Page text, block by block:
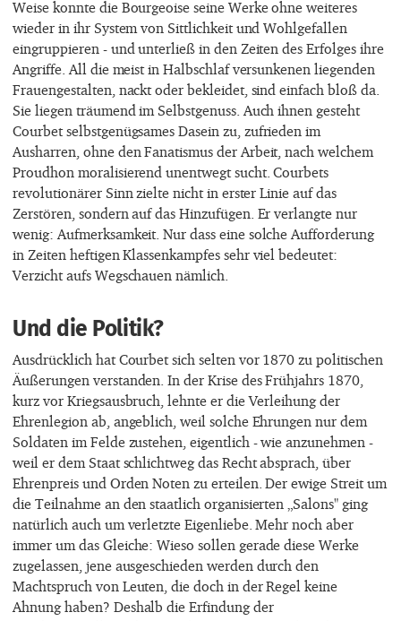
Weise konnte die Bourgeoise seine Werke ohne weiteres
wieder in ihr System von Sittlichkeit und Wohlgefallen
eingruppieren - und unterließ in den Zeiten des Erfolges ihre
Angriffe. All die meist in Halbschlaf versunkenen liegenden
Frauengestalten, nackt oder bekleidet, sind einfach bloß da.
Sie liegen träumend im Selbstgenuss. Auch ihnen gesteht
Courbet selbstgenügsames Dasein zu, zufrieden im
Ausharren, ohne den Fanatismus der Arbeit, nach welchem
Proudhon moralisierend unentwegt sucht. Courbets
revolutionärer Sinn zielte nicht in erster Linie auf das
Zerstören, sondern auf das Hinzufügen. Er verlangte nur
wenig: Aufmerksamkeit. Nur dass eine solche Aufforderung
in Zeiten heftigen Klassenkampfes sehr viel bedeutet:
Verzicht aufs Wegschauen nämlich.
Und die Politik?
Ausdrücklich hat Courbet sich selten vor 1870 zu politischen
Äußerungen verstanden. In der Krise des Frühjahrs 1870,
kurz vor Kriegsausbruch, lehnte er die Verleihung der
Ehrenlegion ab, angeblich, weil solche Ehrungen nur dem
Soldaten im Felde zustehen, eigentlich - wie anzunehmen -
weil er dem Staat schlichtweg das Recht absprach, über
Ehrenpreis und Orden Noten zu erteilen. Der ewige Streit um
die Teilnahme an den staatlich organisierten „Salons" ging
natürlich auch um verletzte Eigenliebe. Mehr noch aber
immer um das Gleiche: Wieso sollen gerade diese Werke
zugelassen, jene ausgeschieden werden durch den
Machtspruch von Leuten, die doch in der Regel keine
Ahnung haben? Deshalb die Erfindung der